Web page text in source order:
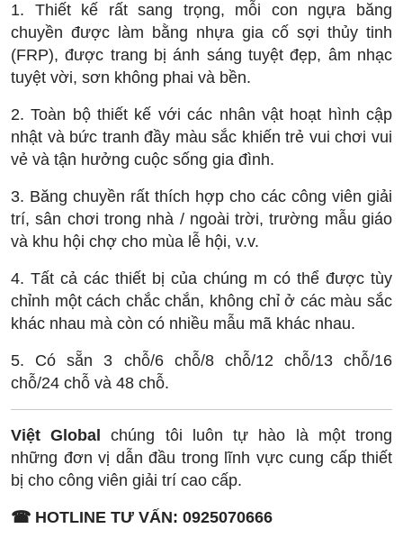
1. Thiết kế rất sang trọng, mỗi con ngựa băng
chuyền được làm bằng nhựa gia cố sợi thủy tinh
(FRP), được trang bị ánh sáng tuyệt đẹp, âm nhạc
tuyệt vời, sơn không phai và bền.
2. Toàn bộ thiết kế với các nhân vật hoạt hình cập
nhật và bức tranh đầy màu sắc khiến trẻ vui chơi vui
vẻ và tận hưởng cuộc sống gia đình.
3. Băng chuyền rất thích hợp cho các công viên giải
trí, sân chơi trong nhà / ngoài trời, trường mẫu giáo
và khu hội chợ cho mùa lễ hội, v.v.
4. Tất cả các thiết bị của chúng m có thể được tùy
chỉnh một cách chắc chắn, không chỉ ở các màu sắc
khác nhau mà còn có nhiều mẫu mã khác nhau.
5. Có sẵn 3 chỗ/6 chỗ/8 chỗ/12 chỗ/13 chỗ/16
chỗ/24 chỗ và 48 chỗ.
Việt Global
chúng tôi luôn tự hào là một trong
những đơn vị dẫn đầu trong lĩnh vực cung cấp thiết
bị cho công viên giải trí cao cấp.
☎ HOTLINE TƯ VẤN: 0925070666